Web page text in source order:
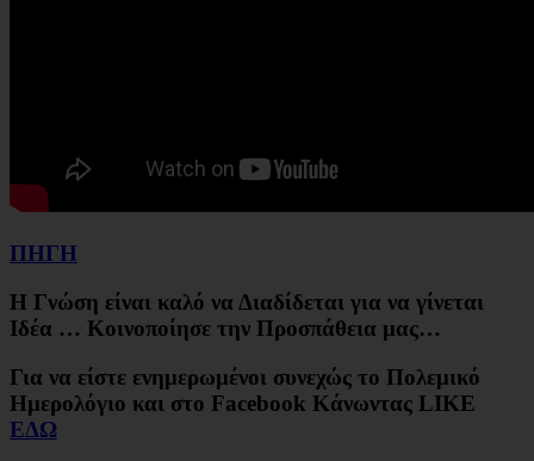
ΠΗΓΗ
Η Γνώση είναι καλό να Διαδίδεται για να γίνεται
Ιδέα … Κοινοποίησε την Προσπάθεια μας…
Για να είστε ενημερωμένοι συνεχώς το Πολεμικό
Ημερολόγιο και στο Facebook Κάνωντας LIKE
ΕΔΩ